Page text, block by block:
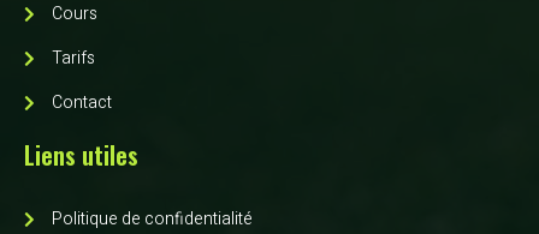
Cours
Tarifs
Contact
Liens utiles
Politique de confidentialité